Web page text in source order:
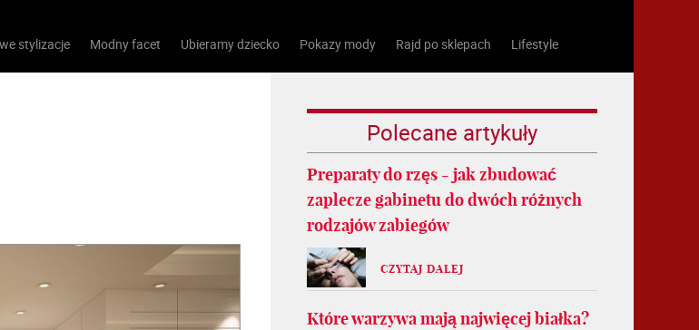
stylizacje Modny facet Ubieramy dziecko Pokazy mody Rajd po sklepach Lifestyle
Polecane artykuły
Preparaty do rzęs - jak zbudować
zaplecze gabinetu do dwóch różnych
rodzajów zabiegów
CZYTAJ DALEJ
Które warzywa mają najwięcej białka?